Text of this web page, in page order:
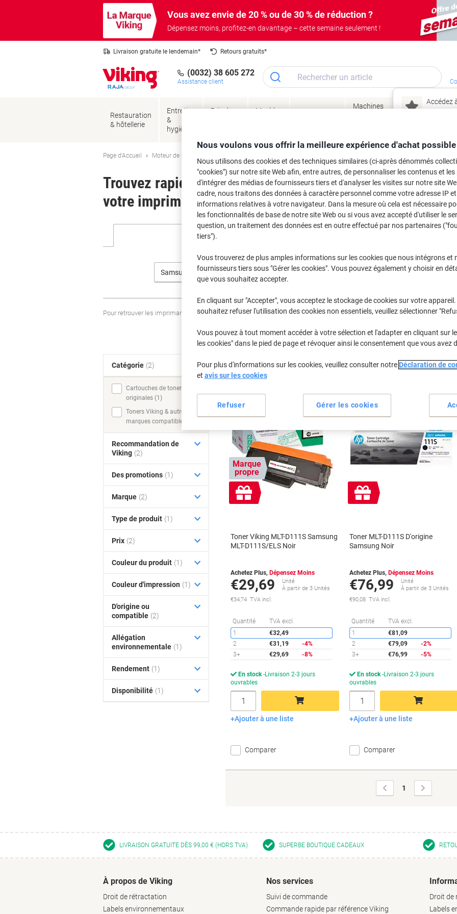
Vous avez envie de 20 % ou de 30 % de réduction ?
Dépensez moins, profitez-en davantage – cette semaine seulement !
Livraison gratuite le lendemain* Retours gratuits*
(0032) 38 605 272
Assistance client
Accédez
Restauration
& hôtellerie
Entretien
&
hygiène
Bricolage
Meubles
Machines
Encres
Page d'Accueil Moteur de recherche d'encre et toner
Trouvez rapidement les cartouches d'encre, toners ou
votre imprimante.
Samsung Xpress M Samsung
Pour retrouver les imprimantes listées et/ou les cartouches précédemment achetéesSe connecter
Samsung Xpress M 2070 FW
Trier par :
Marque
propre
Cadeau
gratuit
Toner Viking MLT-D111S Samsung
MLT-D111S/ELS Noir
Achetez Plus, Dépensez Moins
€29,69
Unité
À partir de 3 Unités
€34,74 TVA incl.
Quantité TVA excl.
Économies
1
€32,49
2
€31,19
-4%
3+
€29,69 -8%
En stock Livraison 2-3 jours
ouvrables
Quantité
Ajouter au panier
Ajouter à une liste
Comparer
Cadeau
gratuit
Toner MLT-D111S D'origine
Samsung Noir
Achetez Plus, Dépensez Moins
€76,99
Unité
À partir de 3 Unités
€90,08 TVA incl.
Quantité TVA excl.
1
€81,09
2
€79,09
-2%
3+
€76,99 -5%
En stock Livraison 2-3 jours
ouvrables
Quantité
Ajouter au panier
Ajouter à une liste
Comparer
Page
précédente
1
suivante
Catégorie (2)
Cartouches de toner
originales (1)
Toners Viking & autres
marques compatibles (1)
Recommandation de
Viking (2)
Des promotions (1)
Marque (2)
Type de produit (1)
Prix (2)
Couleur du produit (1)
Couleur d'impression (1)
D'origine ou
compatible (2)
Allégation
environnementale (1)
Rendement (1)
Disponibilité (1)
LIVRAISON GRATUITE DÈS 99,00 € (HORS TVA) SUPERBE BOUTIQUE CADEAUX
À propos de Viking
Droit de rétractation
Labels environnementaux
Nos services
Suivi de commande
Commande rapide par référence Viking
Droit de
Labels
Nous voulons vous offrir la meilleure expérience d'achat possible
Nous utilisons des cookies et des techniques similaires (ci-après dénommés
"cookies") sur notre site Web afin, entre autres, de personnaliser les contenus et les
d'intégrer des médias de fournisseurs tiers et d'analyser les visites sur notre site
cadre, nous traitons des données à caractère personnel comme votre adresse IP et
informations relatives à votre navigateur. Dans la mesure où cela est nécessaire
les fonctionnalités de base de notre site Web ou si vous avez accepté d'utiliser le
question, un traitement des données est en outre effectué par nos partenaires
tiers").
Vous trouverez de plus amples informations sur les cookies que nous intégrons et
fournisseurs tiers sous "Gérer les cookies". Vous pouvez également y choisir en
que vous souhaitez accepter.
En cliquant sur "Accepter", vous acceptez le stockage de cookies sur votre appareil.
souhaitez refuser l'utilisation des cookies non essentiels, veuillez sélectionner
Vous pouvez à tout moment accéder à votre sélection et l'adapter en cliquant sur le
les cookies" dans le pied de page et révoquer ainsi le consentement que vous avez
Pour plus d'informations sur les cookies, veuillez consulter notre Déclaration de
et avis sur les cookies
Gérer les cookies
Refuser